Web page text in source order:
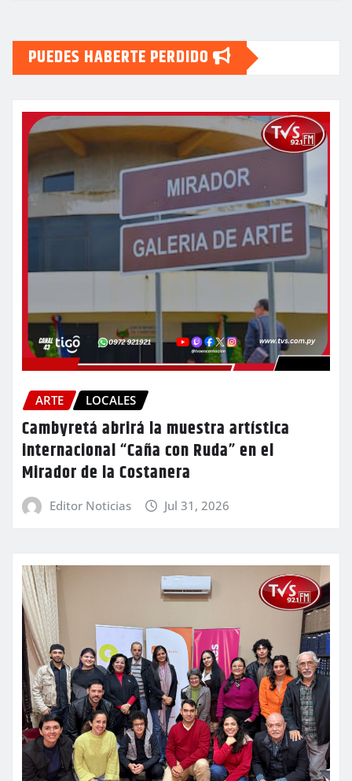
PUEDES HABERTE PERDIDO
ARTE LOCALES
Cambyretá abrirá la muestra artística
internacional “Caña con Ruda” en el
Mirador de la Costanera
Editor Noticias Jul 31, 2026